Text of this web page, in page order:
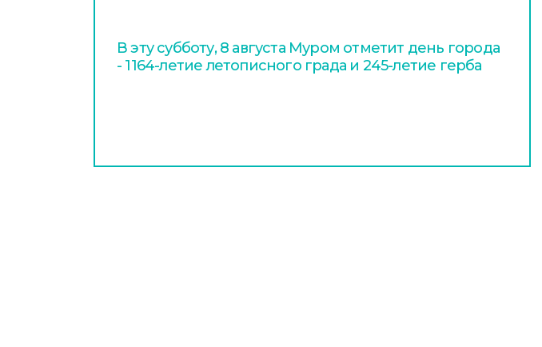
В эту субботу, 8 августа Муром отметит день города
- 1164-летие летописного града и 245-летие герба